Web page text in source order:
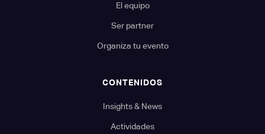
El equipo
Ser partner
Organiza tu evento
CONTENIDOS
Insights & News
Actividades